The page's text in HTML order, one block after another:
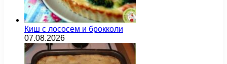
Киш с лососем и брокколи
07.08.2026